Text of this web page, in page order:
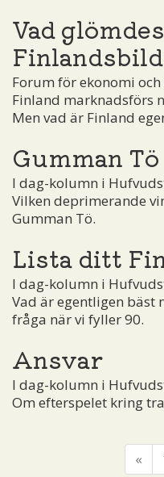
Vad
Forum för ekonomi
Finland marknadsförs
Men vad är Finland
Gumman Tö
I dag-kolumn i
Vilken deprimerande
Gumman Tö.
Lista ditt
I dag-kolumn i
Vad är egentligen bäst
fråga när vi fyller 90.
Ansvar
I dag-kolumn i
Om efterspelet kring
«